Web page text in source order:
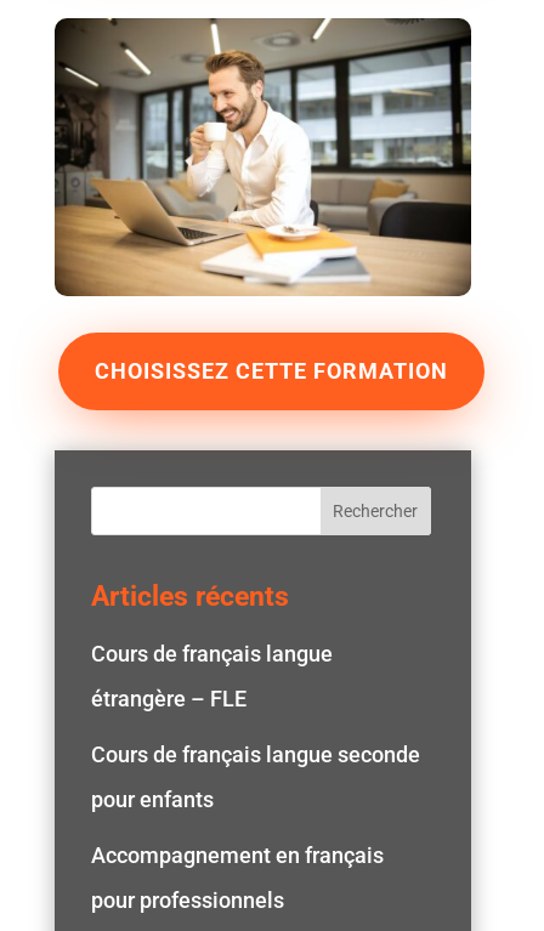
CHOISISSEZ CETTE FORMATION
Rechercher
Articles récents
Cours de français langue
étrangère – FLE
Cours de français langue seconde
pour enfants
Accompagnement en français
pour professionnels